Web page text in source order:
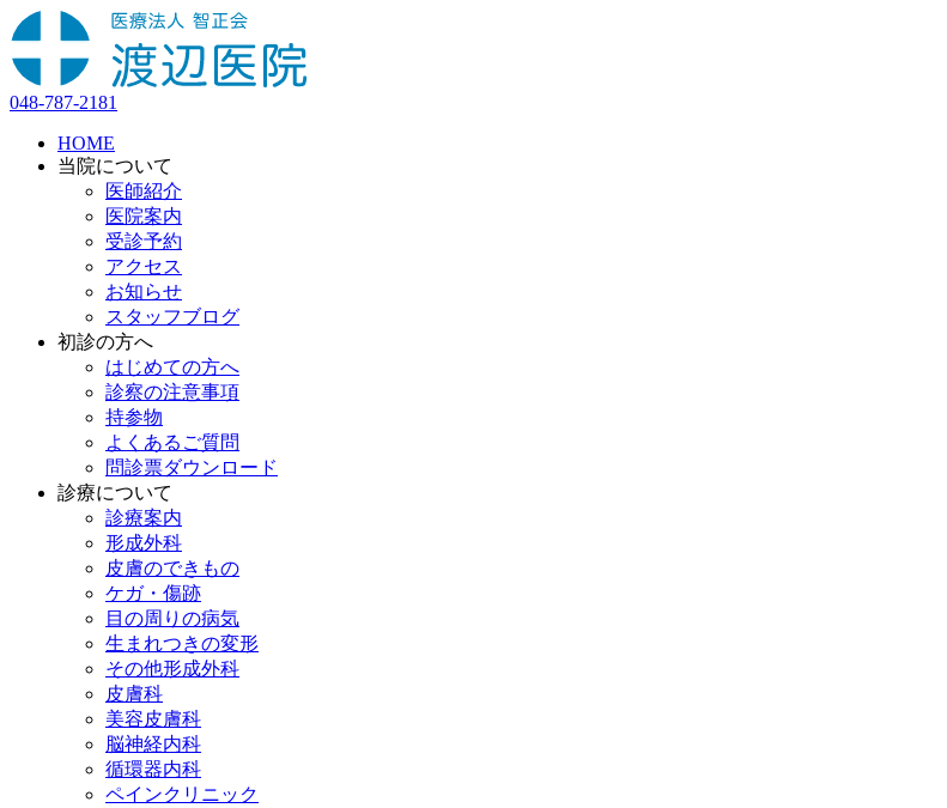
048-787-2181
HOME
当院について
医師紹介
医院案内
受診予約
アクセス
お知らせ
スタッフブログ
初診の方へ
はじめての方へ
診察の注意事項
持参物
よくあるご質問
問診票ダウンロード
診療について
診療案内
形成外科
皮膚のできもの
ケガ・傷跡
目の周りの病気
生まれつきの変形
その他形成外科
皮膚科
美容皮膚科
脳神経内科
循環器内科
ペインクリニック